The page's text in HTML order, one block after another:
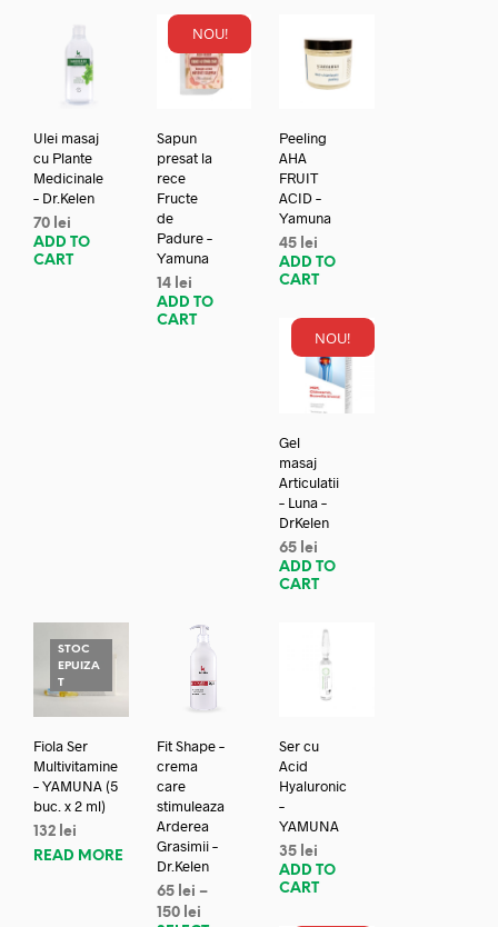
Ulei masaj
cu Plante
Medicinale
– Dr.Kelen
70 lei
ADD TO
CART
NOU!
Sapun
presat la
rece
Fructe
de
Padure –
Yamuna
14 lei
ADD TO
CART
Peeling
AHA
FRUIT
ACID –
Yamuna
45 lei
ADD TO
CART
NOU!
Gel
masaj
Articulatii
– Luna –
DrKelen
65 lei
ADD TO
CART
STOC
EPUIZA
T
Fiola Ser
Multivitamine
– YAMUNA (5
buc. x 2 ml)
132 lei
READ MORE
Fit Shape –
crema
care
stimuleaza
Arderea
Grasimii –
Dr.Kelen
65 lei –
150 lei
Ser cu
Acid
Hyaluronic
–
YAMUNA
35 lei
ADD TO
CART